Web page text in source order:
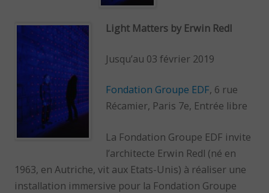
Light Matters by Erwin Redl
Jusqu’au 03 février 2019
Fondation Groupe EDF, 6 rue
Récamier, Paris 7e, Entrée libre
La Fondation Groupe EDF invite
l’architecte Erwin Redl (né en
1963, en Autriche, vit aux Etats-Unis) à réaliser une
installation immersive pour la Fondation Groupe